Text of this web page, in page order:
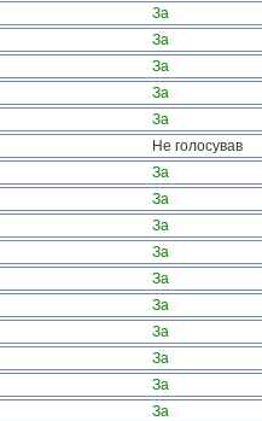
За
За
За
За
За
Не голосував
За
За
За
За
За
За
За
За
За
За